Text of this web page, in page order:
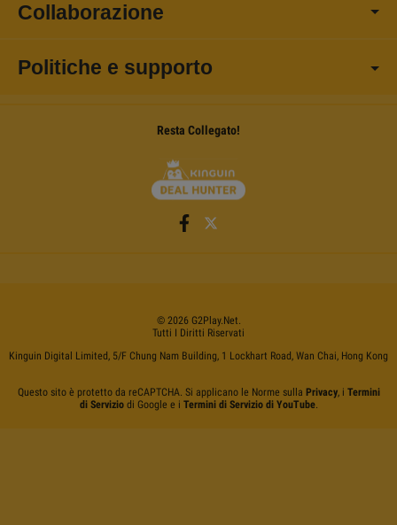
Collaborazione
Politiche e supporto
Resta Collegato!
© 2026 G2Play.net.
Tutti I Diritti Riservati
Kinguin Digital Limited, 5/F Chung Nam Building, 1 Lockhart Road, Wan Chai, Hong Kong
Questo sito è protetto da reCAPTCHA. Si applicano le Norme sulla Privacy, i Termini
di Serviziodi Google e i Termini di Servizio di YouTube.